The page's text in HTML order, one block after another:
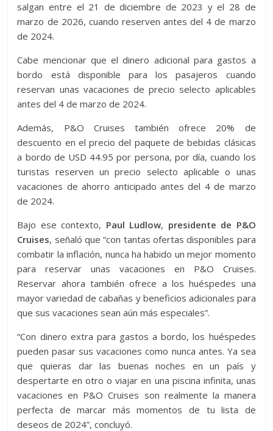
salgan entre el 21 de diciembre de 2023 y el 28 de
marzo de 2026, cuando reserven antes del 4 de marzo
de 2024.
Cabe mencionar que el dinero adicional para gastos a
bordo está disponible para los pasajeros cuando
reservan unas vacaciones de precio selecto aplicables
antes del 4 de marzo de 2024.
Además, P&O Cruises también ofrece 20% de
descuento en el precio del paquete de bebidas clásicas
a bordo de USD 44.95 por persona, por día, cuando los
turistas reserven un precio selecto aplicable o unas
vacaciones de ahorro anticipado antes del 4 de marzo
de 2024.
Bajo ese contexto, Paul Ludlow, presidente de P&O
Cruises, señaló que “con tantas ofertas disponibles para
combatir la inflación, nunca ha habido un mejor momento
para reservar unas vacaciones en P&O Cruises.
Reservar ahora también ofrece a los huéspedes una
mayor variedad de cabañas y beneficios adicionales para
que sus vacaciones sean aún más especiales”.
“Con dinero extra para gastos a bordo, los huéspedes
pueden pasar sus vacaciones como nunca antes. Ya sea
que quieras dar las buenas noches en un país y
despertarte en otro o viajar en una piscina infinita, unas
vacaciones en P&O Cruises son realmente la manera
perfecta de marcar más momentos de tu lista de
deseos de 2024”, concluyó.